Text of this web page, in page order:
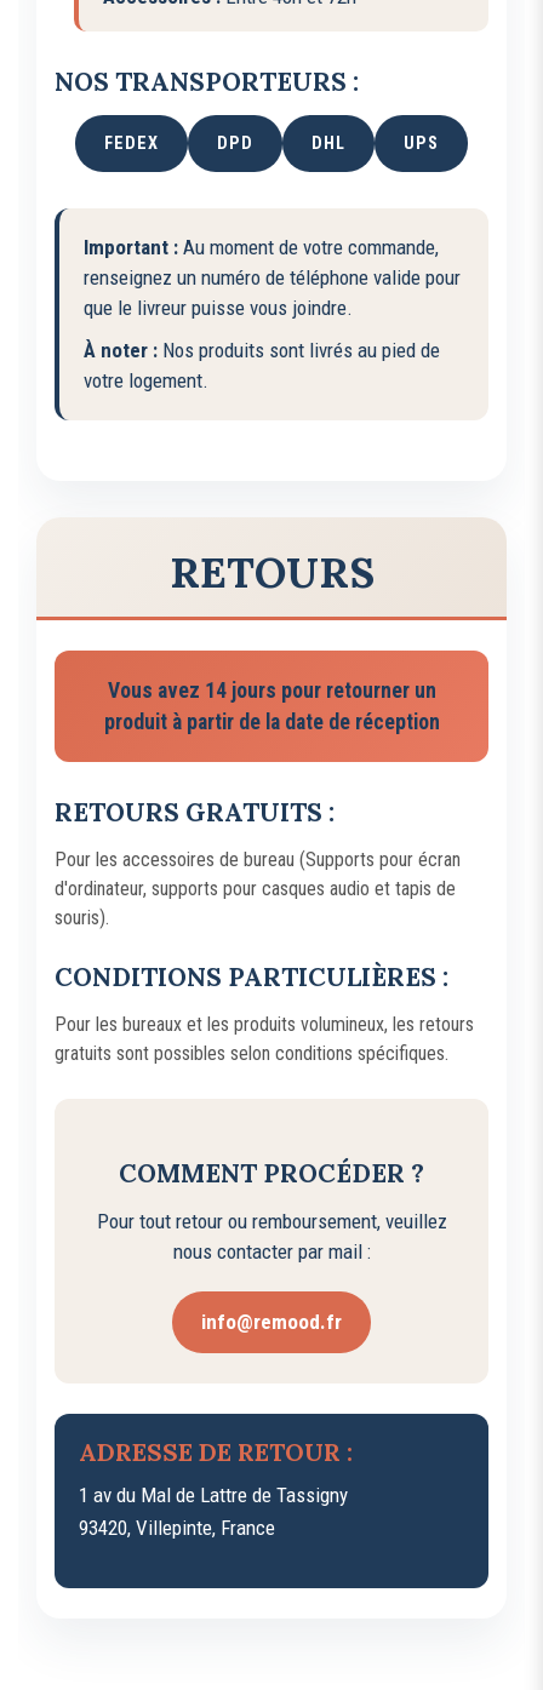
NOS TRANSPORTEURS :
FEDEX DPD DHL UPS
Important : Au moment de votre commande,
renseignez un numéro de téléphone valide pour
que le livreur puisse vous joindre.
À noter : Nos produits sont livrés au pied de
votre logement.
RETOURS
Vous avez 14 jours pour retourner un
produit à partir de la date de réception
RETOURS GRATUITS :
Pour les accessoires de bureau (Supports pour écran
d'ordinateur, supports pour casques audio et tapis de
souris).
CONDITIONS PARTICULIÈRES :
Pour les bureaux et les produits volumineux, les retours
gratuits sont possibles selon conditions spécifiques.
COMMENT PROCÉDER ?
Pour tout retour ou remboursement, veuillez
nous contacter par mail :
info@remood.fr
ADRESSE DE RETOUR :
1 av du Mal de Lattre de Tassigny
93420, Villepinte, France